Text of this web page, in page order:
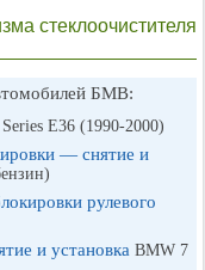
стеклоочистителя
БМВ:
E36 (1990-2000)
— снятие и
рулевого
и установка BMW 7